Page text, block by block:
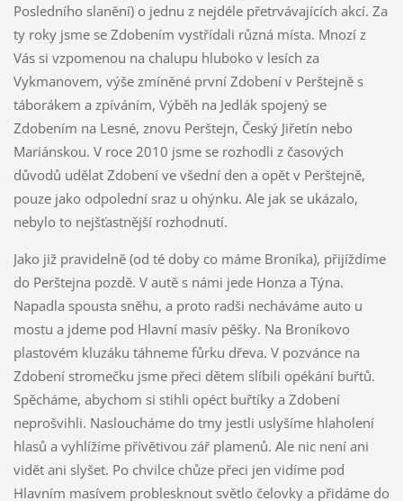
Posledního slanění) o jednu z nejdéle přetrvávajících akcí. Za
ty roky jsme se Zdobením vystřídali různá místa. Mnozí z
Vás si vzpomenou na chalupu hluboko v lesích za
Vykmanovem, výše zmíněné první Zdobení v Perštejně s
táborákem a zpíváním, Výběh na Jedlák spojený se
Zdobením na Lesné, znovu Perštejn, Český Jiřetín nebo
Mariánskou. V roce 2010 jsme se rozhodli z časových
důvodů udělat Zdobení ve všední den a opět v Perštejně,
pouze jako odpolední sraz u ohýnku. Ale jak se ukázalo,
nebylo to nejšťastnější rozhodnutí.
Jako již pravidelně (od té doby co máme Broníka), přijíždíme
do Perštejna pozdě. V autě s námi jede Honza a Týna.
Napadla spousta sněhu, a proto radši necháváme auto u
mostu a jdeme pod Hlavní masív pěšky. Na Broníkovo
plastovém kluzáku táhneme fůrku dřeva. V pozvánce na
Zdobení stromečku jsme přeci dětem slíbili opékání buřtů.
Spěcháme, abychom si stihli opéct buřtíky a Zdobení
neprošvihli. Nasloucháme do tmy jestli uslyšíme hlaholení
hlasů a vyhlížíme přívětivou zář plamenů. Ale nic není ani
vidět ani slyšet. Po chvilce chůze přeci jen vidíme pod
Hlavním masívem problesknout světlo čelovky a přidáme do